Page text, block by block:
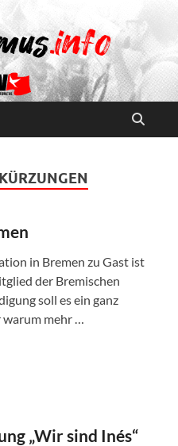
in Bremen zu Gast ist
der Bremischen
soll es ein ganz
mehr …
„Wir sind Inés“